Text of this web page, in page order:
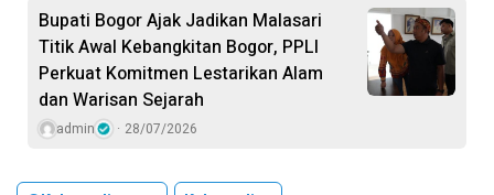
Bupati Bogor Ajak Jadikan Malasari
Titik Awal Kebangkitan Bogor, PPLI
Perkuat Komitmen Lestarikan Alam
dan Warisan Sejarah
admin 28/07/2026